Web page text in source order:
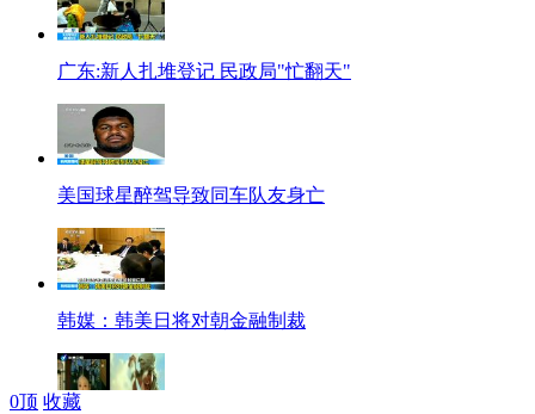
广东:新人扎堆登记 民政局"忙翻天"
美国球星醉驾导致同车队友身亡
韩媒：韩美日将对朝金融制裁
0顶 收藏